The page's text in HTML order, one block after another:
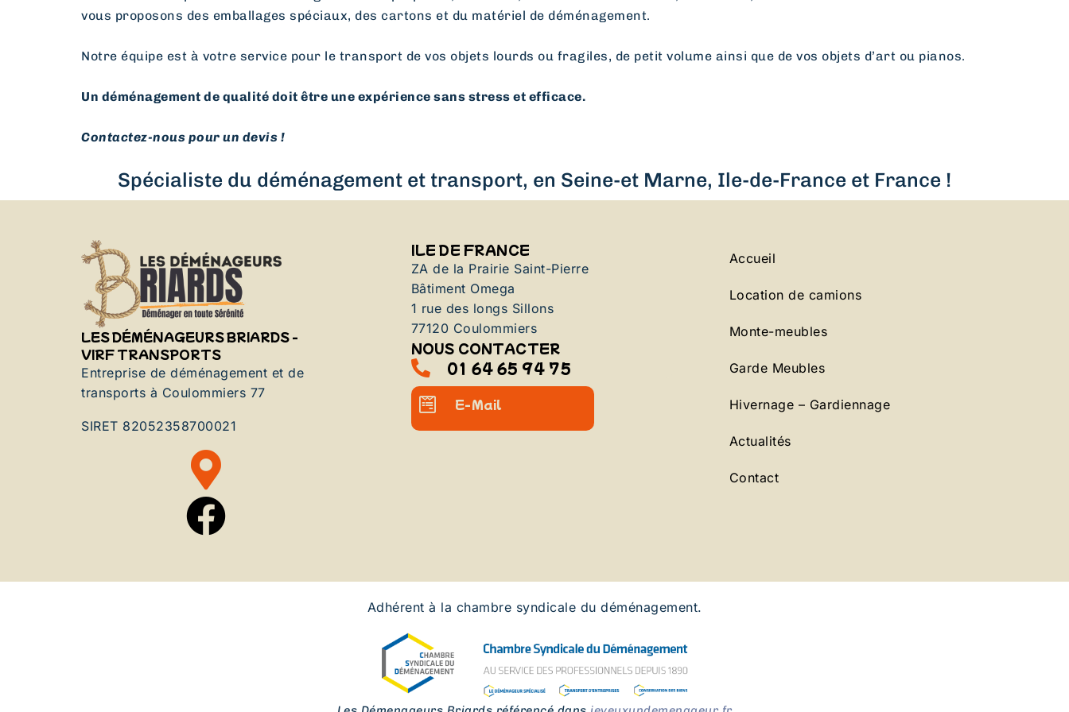
vous proposons des emballages spéciaux, des cartons et du matériel de déménagement.
Notre équipe est à votre service pour le transport de vos objets lourds ou fragiles, de petit volume ainsi que de vos objets d’art ou pianos.
Un déménagement de qualité doit être une expérience sans stress et efficace.
Contactez-nous pour un devis !
Spécialiste du déménagement et transport, en Seine-et Marne, Ile-de-France et France !
LES DÉMÉNAGEURS BRIARDS -
VIRF TRANSPORTS
Entreprise de déménagement et de
transports à Coulommiers 77
SIRET 82052358700021
ILE DE FRANCE
ZA de la Prairie Saint-Pierre
Bâtiment Omega
1 rue des longs Sillons
77120 Coulommiers
NOUS CONTACTER
01 64 65 94 75
E-Mail
Accueil
Location de camions
Monte-meubles
Garde Meubles
Hivernage – Gardiennage
Actualités
Contact
Adhérent à la chambre syndicale du déménagement.